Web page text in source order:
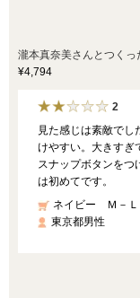
瀧本真奈美さんとつく
¥4,794
2
見た感じは素敵でし
けやすい。大きすぎ
スナップボタンをつ
は初めてです。
ネイビー Ｍ－Ｌ
東京都男性